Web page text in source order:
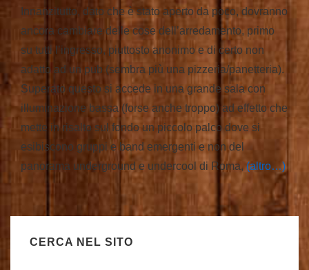
Innanzitutto, dato che è stato aperto da poco, dovranno
ancora cambiare delle cose dell’arredamento, primo
su tutti l’ingresso, piuttosto anonimo e di certo non
adatto ad un pub (sembra più una pizzeria/panetteria).
Superato questo si accede in una grande sala con
illuminazione bassa (forse anche troppo) ad effetto che
mette in risalto sul fondo un piccolo palco dove si
esibiscono gruppi e band emergenti e non del
panorama underground e undercool di Roma, (altro…)
CERCA NEL SITO